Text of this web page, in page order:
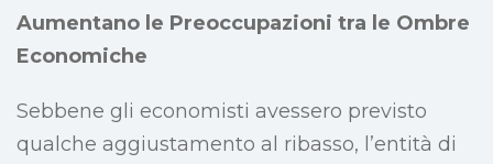
Aumentano le Preoccupazioni tra le Ombre
Economiche
Sebbene gli economisti avessero previsto
qualche aggiustamento al ribasso, l’entità di